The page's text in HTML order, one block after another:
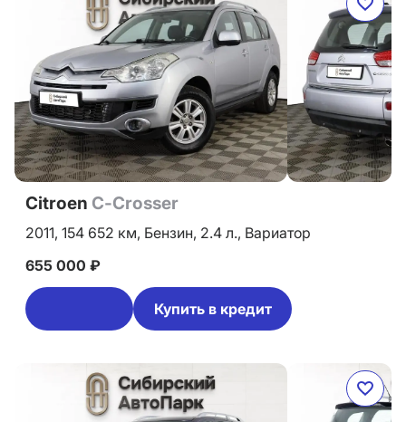
Citroen C-Crosser
2011, 154 652 км, Бензин, 2.4 л., Вариатор
655 000 ₽
Купить в кредит